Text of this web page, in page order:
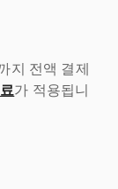
지 전액 결제
가 적용됩니